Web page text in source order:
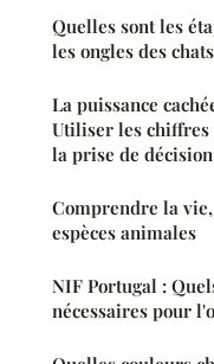
Quelles sont les
les ongles des
La puissance
Utiliser les
la prise de décision
Comprendre la
espèces animales
NIF Portugal :
nécessaires pour